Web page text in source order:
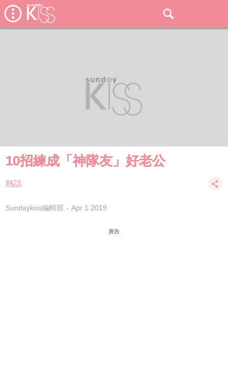
10招練成「神隊友」好老公
熱話
Sundaykiss編輯部 Apr 1 2019
廣告